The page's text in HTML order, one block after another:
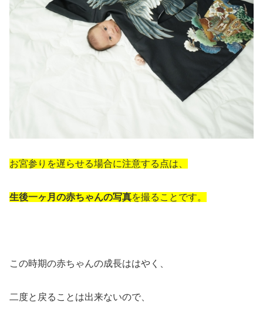
お宮参りを遅らせる場合に注意する点は、
生後一ヶ月の赤ちゃんの写真を撮ることです。
この時期の赤ちゃんの成長ははやく、
二度と戻ることは出来ないので、